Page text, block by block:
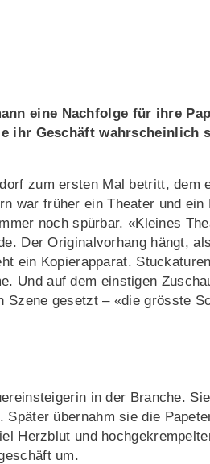
eine Nachfolge für ihre
ihr Geschäft wahrscheinlich
zum ersten Mal betritt, dem
war früher ein Theater und
noch spürbar. «Kleines
Der Originalvorhang hängt,
ein Kopierapparat.
Und auf dem einstigen
Szene gesetzt – «die grösste
in der Branche.
übernahm sie die
Herzblut und
um.